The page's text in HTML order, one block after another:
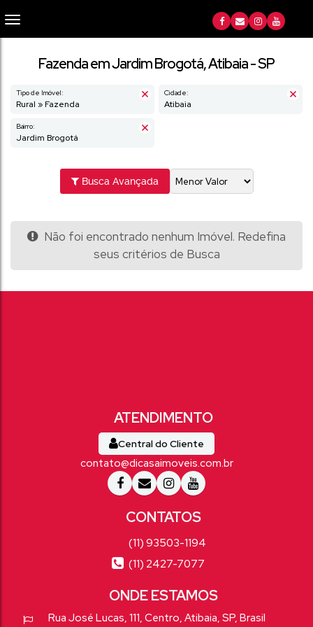
Fazenda em Jardim Brogotá, Atibaia - SP
Tipo de Imóvel:
Rural » Fazenda
Cidade:
Atibaia
Bairro:
Jardim Brogotá
Busca Avançada
Não foi encontrado nenhum Imóvel. Redefina
seus critérios de Busca
Central do Cliente
contato@dicasaimoveis.com.br
(11) 93503-1194
(11) 2427-7077
Rua José Lucas, 111, Centro, Atibaia, SP, Brasil